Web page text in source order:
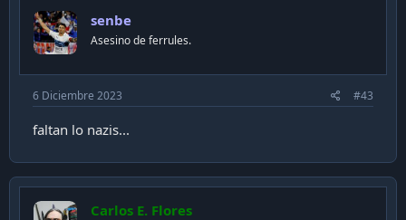
o
n
s
senbe
Asesino de ferrules.
6 Diciembre 2023 #43
faltan lo nazis...
Carlos E. Flores